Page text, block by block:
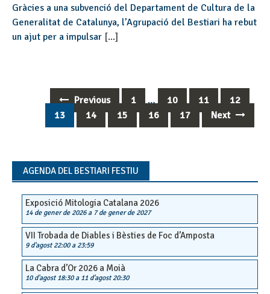
Gràcies a una subvenció del Departament de Cultura de la
Generalitat de Catalunya, l’Agrupació del Bestiari ha rebut
un ajut per a impulsar [...]
navigation
Previous 1 … 10 11
12
13
14 15 16 17 Next
AGENDA DEL BESTIARI FESTIU
Exposició Mitologia Catalana 2026
14 de gener de 2026a 7 de gener de 2027
VII Trobada de Diables i Bèsties de Foc d’Amposta
9 d'agost 22:00a 23:59
La Cabra d’Or 2026 a Moià
10 d'agost 18:30a 11 d'agost 20:30